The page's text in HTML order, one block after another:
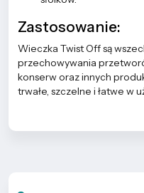
Zastosowanie:
Wieczka Twist Off są
przechowywania
konserw oraz innych
trwałe, szczelne i łatwe w